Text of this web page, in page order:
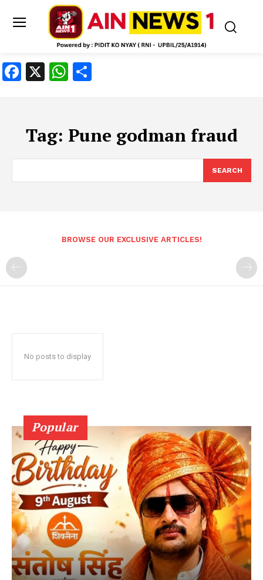
Facebook
X WhatsApp
Tag: Pune godman fraud
SEARCH
BROWSE OUR EXCLUSIVE ARTICLES!
No posts to display
Popular